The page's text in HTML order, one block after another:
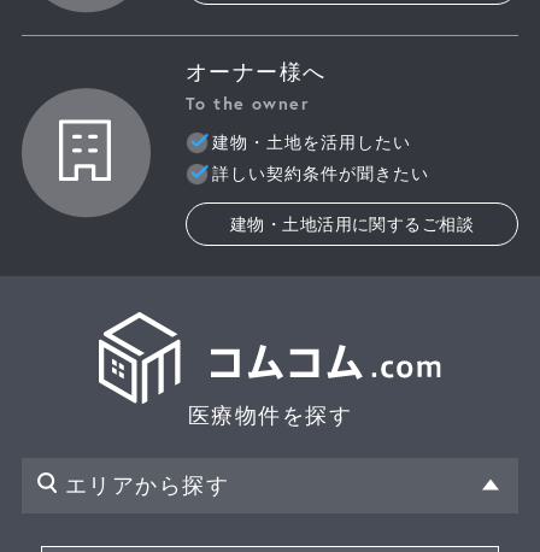
オーナー様へ
To the owner
建物・土地を活用したい
詳しい契約条件が聞きたい
建物・土地活用に関するご相談
医療物件を探す
エリアから探す